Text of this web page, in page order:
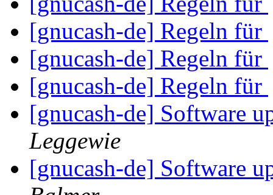
[gnucash-de] Regeln für
[gnucash-de] Regeln für
[gnucash-de] Regeln für
[gnucash-de] Software
Leggewie
[gnucash-de] Software